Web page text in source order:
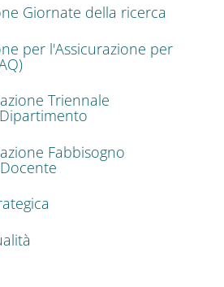
Giornate della ricerca
per l'Assicurazione per
Triennale
Fabbisogno